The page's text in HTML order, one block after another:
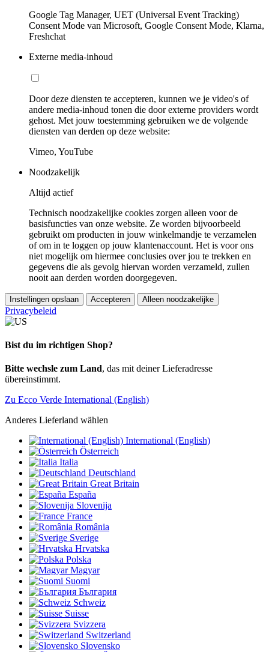
Google Tag Manager, UET (Universal Event Tracking)
Consent Mode van Microsoft, Google Consent Mode, Klarna,
Freshchat
Externe media-inhoud
Door deze diensten te accepteren, kunnen we je video's of
andere media-inhoud tonen die door externe providers wordt
gehost. Met jouw toestemming gebruiken we de volgende
diensten van derden op deze website:
Vimeo, YouTube
Noodzakelijk
Altijd actief
Technisch noodzakelijke cookies zorgen alleen voor de
basisfuncties van onze website. Ze worden bijvoorbeeld
gebruikt om producten in jouw winkelmandje te verzamelen
of om in te loggen op jouw klantenaccount. Het is voor ons
niet mogelijk om hiermee conclusies over jou te trekken en
gegevens die als gevolg hiervan worden verzameld, zullen
nooit aan derden worden doorgegeven.
Instellingen opslaan Accepteren Alleen noodzakelijke
Privacybeleid
Bist du im richtigen Shop?
Bitte wechsle zum Land, das mit deiner Lieferadresse
übereinstimmt.
Zu Ecco Verde International (English)
Anderes Lieferland wählen
International (English)
Österreich
Italia
Deutschland
Great Britain
España
Slovenija
France
România
Sverige
Hrvatska
Polska
Magyar
Suomi
България
Schweiz
Suisse
Svizzera
Switzerland
Slovensko